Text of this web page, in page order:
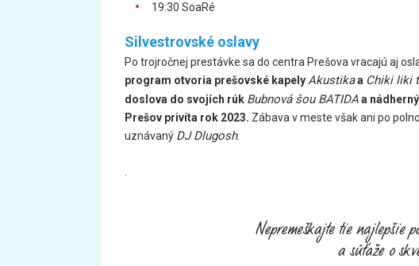
19:30 SoaRé
Silvestrovské oslavy
Po trojročnej prestávke sa do centra Prešova vracajú aj
program otvoria prešovské kapelyAkustikaa Chiki liki
doslova do svojích rúk Bubnová šou BATIDAa
Prešov privíta rok 2023. Zábava v meste však ani po
uznávaný DJ Dlugosh.